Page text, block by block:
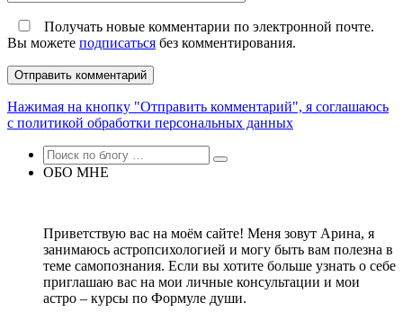
Получать новые комментарии по электронной почте.
Вы можете подписаться без комментирования.
Нажимая на кнопку "Отправить комментарий", я соглашаюсь
с политикой обработки персональных данных
ОБО МНЕ
Приветствую вас на моём сайте! Меня зовут Арина, я
занимаюсь астропсихологией и могу быть вам полезна в
теме самопознания. Если вы хотите больше узнать о себе
приглашаю вас на мои личные консультации и мои
астро – курсы по Формуле души.